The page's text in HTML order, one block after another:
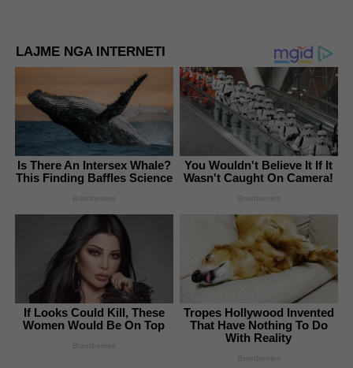
LAJME NGA INTERNETI
Is There An Intersex Whale?
This Finding Baffles Science
Brainberries
You Wouldn't Believe It If It
Wasn't Caught On Camera!
Brainberries
If Looks Could Kill, These
Women Would Be On Top
Brainberries
Tropes Hollywood Invented
That Have Nothing To Do
With Reality
Brainberries